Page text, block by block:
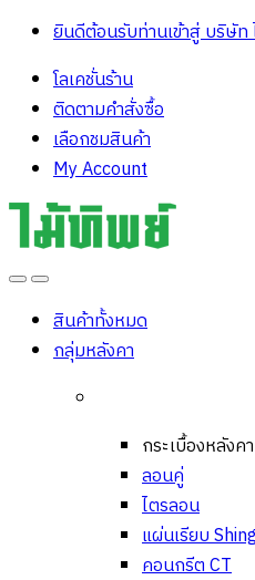
ยินดีต้อนรับท่านเข้าสู่ บริษั
โลเคชั่นร้าน
ติดตามคำสั่งซื้อ
เลือกชมสินค้า
My Account
OpenClose
สินค้าทั้งหมด
กลุ่มหลังคา
กระเบื้องหลังคา
ลอนคู่
ไตรลอน
แผ่นเรียบ
คอนกรีต CT